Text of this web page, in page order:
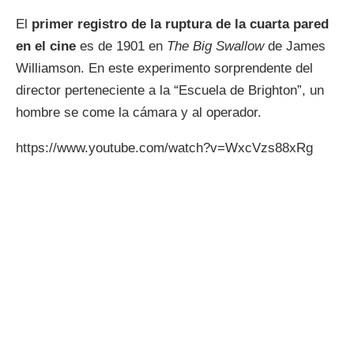
El primer registro de la ruptura de la cuarta pared
en el cine es de 1901 en The Big Swallow de James
Williamson. En este experimento sorprendente del
director perteneciente a la “Escuela de Brighton”, un
hombre se come la cámara y al operador.
https://www.youtube.com/watch?v=WxcVzs88xRg